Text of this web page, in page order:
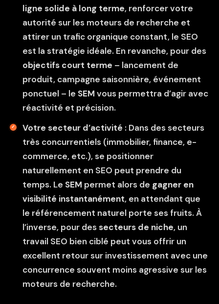
ligne solide à long terme, renforcer votre
autorité sur les moteurs de recherche et
attirer un trafic organique constant, le SEO
est la stratégie idéale. En revanche, pour des
objectifs court terme – lancement de
produit, campagne saisonnière, événement
ponctuel – le SEM vous permettra d’agir avec
réactivité et précision.
Votre secteur d’activité : Dans des secteurs
très concurrentiels (immobilier, finance, e-
commerce, etc.), se positionner
naturellement en SEO peut prendre du
temps. Le SEM permet alors de gagner en
visibilité instantanément, en attendant que
le référencement naturel porte ses fruits. À
l’inverse, pour dessecteurs de niche, un
travail SEO bien ciblé peut vous offrir un
excellent retour sur investissement avec une
concurrence souvent moins agressive sur les
moteurs de recherche.